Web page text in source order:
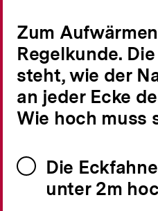
Zum
Regelkunde.
steht, wie der
an jeder Ecke
Wie hoch muss
Die
unter 2m